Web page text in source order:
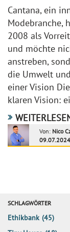
Cantana, ein
Modebranche,
2008 als
und möchte
anstreben,
die Umwelt
einer Vision
klaren Vision:
Von: Nico
09.07.2024
SCHLAGWÖRTER
Ethikbank (45)